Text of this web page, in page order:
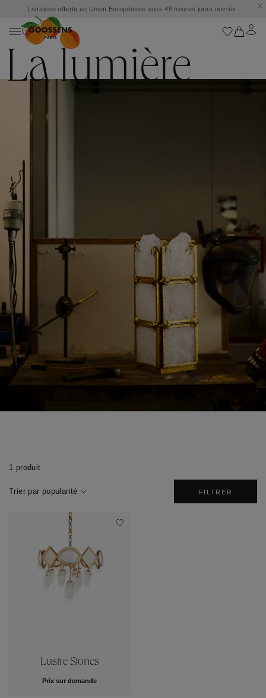
Livraison offerte en Union Européenne sous 48 heures jours ouvrés.
La lumière
1 produit
Trier par popularité FILTRER
Lustre Stones
Prix sur demande